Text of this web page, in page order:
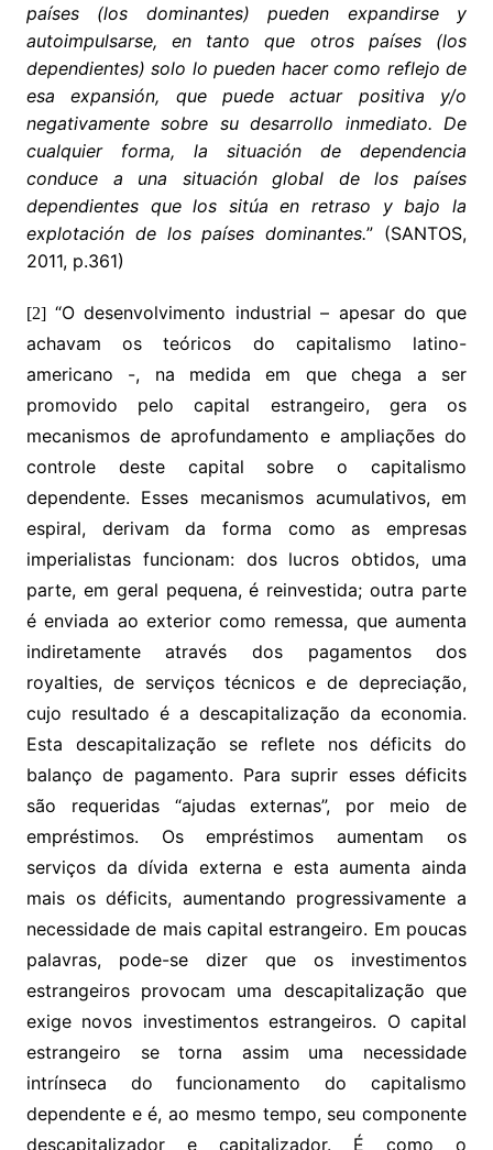
países (los dominantes) pueden expandirse y
autoimpulsarse, en tanto que otros países (los
dependientes) solo lo pueden hacer como reflejo de
esa expansión, que puede actuar positiva y/o
negativamente sobre su desarrollo inmediato. De
cualquier forma, la situación de dependencia
conduce a una situación global de los países
dependientes que los sitúa en retraso y bajo la
explotación de los países dominantes.” (SANTOS,
2011, p.361)
[2] “O desenvolvimento industrial – apesar do que
achavam os teóricos do capitalismo latino-
americano -, na medida em que chega a ser
promovido pelo capital estrangeiro, gera os
mecanismos de aprofundamento e ampliações do
controle deste capital sobre o capitalismo
dependente. Esses mecanismos acumulativos, em
espiral, derivam da forma como as empresas
imperialistas funcionam: dos lucros obtidos, uma
parte, em geral pequena, é reinvestida; outra parte
é enviada ao exterior como remessa, que aumenta
indiretamente através dos pagamentos dos
royalties, de serviços técnicos e de depreciação,
cujo resultado é a descapitalização da economia.
Esta descapitalização se reflete nos déficits do
balanço de pagamento. Para suprir esses déficits
são requeridas “ajudas externas”, por meio de
empréstimos. Os empréstimos aumentam os
serviços da dívida externa e esta aumenta ainda
mais os déficits, aumentando progressivamente a
necessidade de mais capital estrangeiro. Em poucas
palavras, pode-se dizer que os investimentos
estrangeiros provocam uma descapitalização que
exige novos investimentos estrangeiros. O capital
estrangeiro se torna assim uma necessidade
intrínseca do funcionamento do capitalismo
dependente e é, ao mesmo tempo, seu componente
descapitalizador e capitalizador. É como o